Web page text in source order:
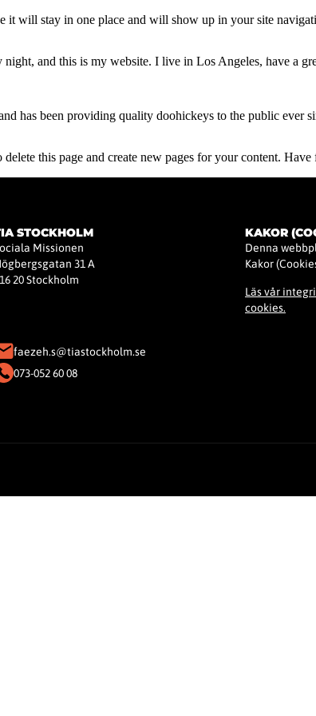
it will stay in one place and will show up in your site
and this is my website. I live in Los Angeles, have a
has been providing quality doohickeys to the public ever
delete this page and create new pages for your content. Have
STOCKHOLM
Missionen
31 A
20 Stockholm
faezeh.s@tiastockholm.se
073-052 60 08
KAKOR
Denna
Kakor
Läs vår
cookies.